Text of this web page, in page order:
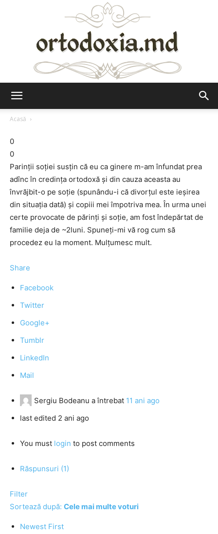
Acasă
0
0
Parinţii soţiei susţin că eu ca ginere m-am înfundat prea
adînc în credinţa ortodoxă şi din cauza aceasta au
învrăjbit-o pe soţie (spunându-i că divorţul este ieşirea
din situaţia dată) şi copiii mei împotriva mea. În urma unei
certe provocate de părinţi şi soţie, am fost îndepărtat de
familie deja de ~2luni. Spuneţi-mi vă rog cum să
procedez eu la moment. Mulţumesc mult.
Share
Facebook
Twitter
Google+
Tumblr
LinkedIn
Mail
Sergiu Bodeanu a întrebat 11 ani ago
last edited 2 ani ago
You must login to post comments
Răspunsuri (1)
Filter
Sortează după: Cele mai multe voturi
Newest First